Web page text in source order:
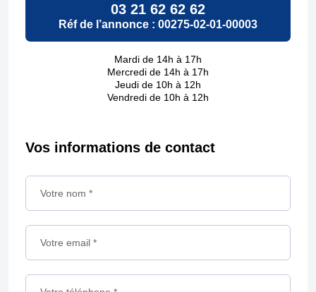
03 21 62 62 62
Réf de l’annonce : 00275-02-01-00003
Mardi de 14h à 17h
Mercredi de 14h à 17h
Jeudi de 10h à 12h
Vendredi de 10h à 12h
annonce
Vos informations de contact